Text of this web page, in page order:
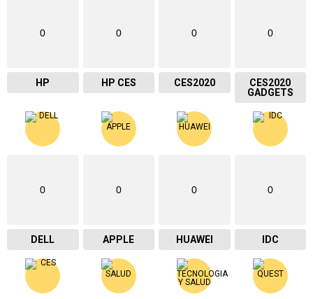
0
HP
0
HP CES
0
CES2020
0
CES2020
GADGETS
0
DELL
0
APPLE
0
HUAWEI
0
IDC